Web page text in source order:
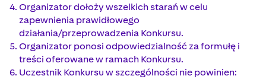
Organizator dołoży wszelkich starań w celu
zapewnienia prawidłowego
działania/przeprowadzenia Konkursu.
Organizator ponosi odpowiedzialność za formułę i
treści oferowane w ramach Konkursu.
Uczestnik Konkursu w szczególności nie powinien: